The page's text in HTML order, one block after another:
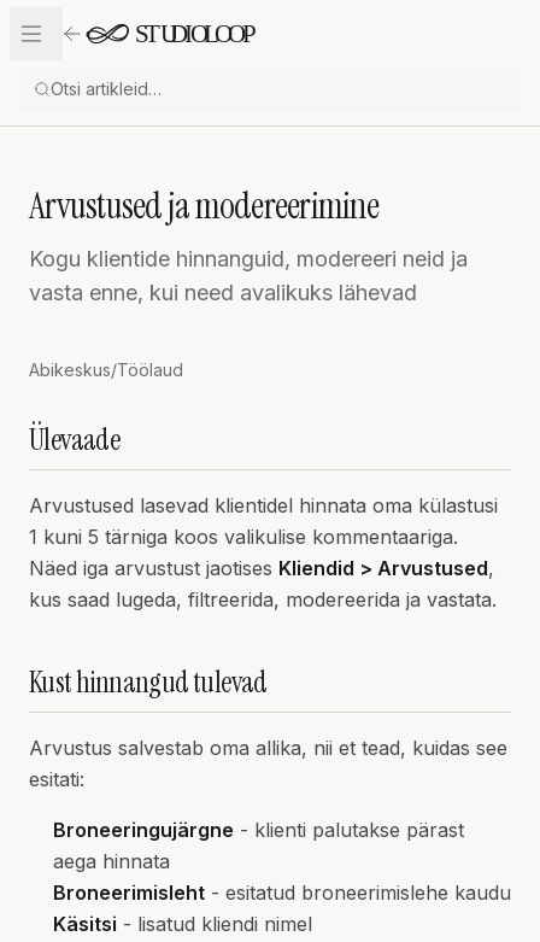
Liigu sisu juurde
Arvustused ja modereerimine
Kogu klientide hinnanguid, modereeri neid ja
vasta enne, kui need avalikuks lähevad
Abikeskus/Töölaud
Ülevaade
Arvustused lasevad klientidel hinnata oma külastusi
1 kuni 5 tärniga koos valikulise kommentaariga.
Näed iga arvustust jaotises Kliendid > Arvustused,
kus saad lugeda, filtreerida, modereerida ja vastata.
Kust hinnangud tulevad
Arvustus salvestab oma allika, nii et tead, kuidas see
esitati:
Broneeringujärgne - klienti palutakse pärast
aega hinnata
Broneerimisleht - esitatud broneerimislehe kaudu
Käsitsi - lisatud kliendi nimel